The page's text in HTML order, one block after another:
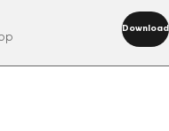
Download